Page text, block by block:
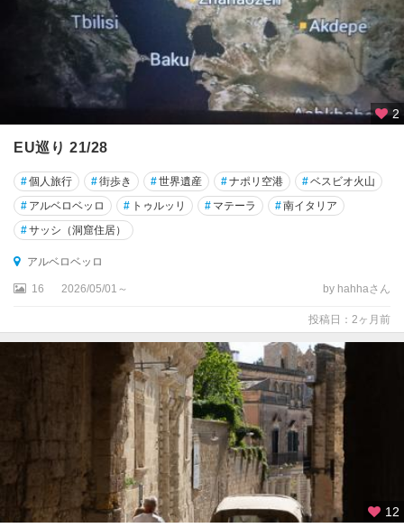
ア
ロ
ポ
リ
ア
ス
・
2
EU巡り 21/28
#個人旅行 #街歩き #世界遺産 #ナポリ空港 #ベスビオ火山
# アルベロベッロ # トゥルッリ # マテーラ #南イタリア
#サッシ（洞窟住居）
アルベロベッロ
16 2026/05/01～ by hahhaさん
投稿日：2ヶ月前
12